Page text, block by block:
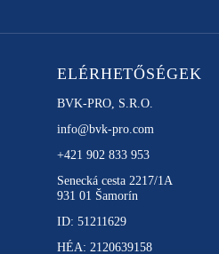
ELÉRHETŐSÉGEK
BVK-PRO, S.R.O.
info@bvk-pro.com
+421 902 833 953
Senecká cesta 2217/1A
931 01 Šamorín
ID: 51211629
HÉA: 2120639158